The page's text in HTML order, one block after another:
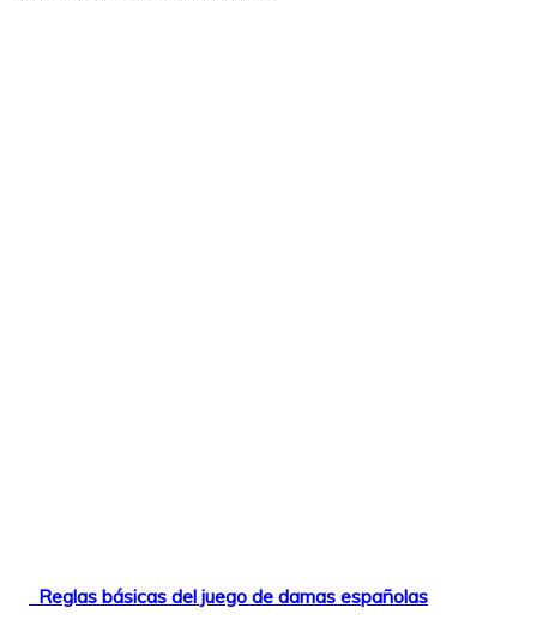
Reglas básicas del juego de damas españolas